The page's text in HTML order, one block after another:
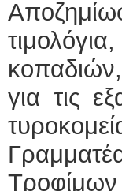
για τις